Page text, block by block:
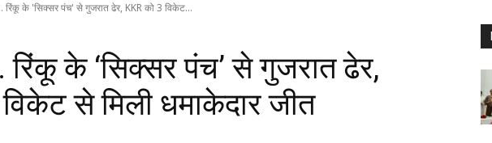
रिंकू के 'सिक्सर पंच' से गुजरात ढेर, KKR को 3 विकेट...
के ‘सिक्सर पंच’ से गुजरात ढेर,
से मिली धमाकेदार जीत